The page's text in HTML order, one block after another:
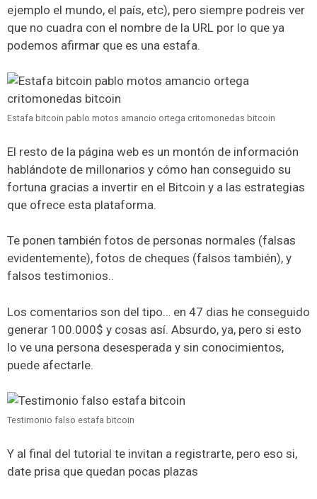
ejemplo el mundo, el país, etc), pero siempre podreis ver
que no cuadra con el nombre de la URL por lo que ya
podemos afirmar que es una estafa.
Estafa bitcoin pablo motos amancio ortega critomonedas bitcoin
El resto de la página web es un montón de información
hablándote de millonarios y cómo han conseguido su
fortuna gracias a invertir en el Bitcoin y a las estrategias
que ofrece esta plataforma.
Te ponen también fotos de personas normales (falsas
evidentemente), fotos de cheques (falsos también), y
falsos testimonios..
Los comentarios son del tipo… en 47 dias he conseguido
generar 100.000$ y cosas así. Absurdo, ya, pero si esto
lo ve una persona desesperada y sin conocimientos,
puede afectarle.
Testimonio falso estafa bitcoin
Y al final del tutorial te invitan a registrarte, pero eso si,
date prisa que quedan pocas plazas